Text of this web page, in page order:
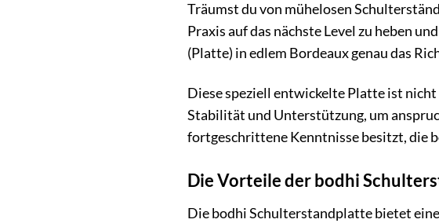
Träumst du von mühelosen
Praxis auf das nächste Level zu heben
(Platte) in edlem Bordeaux genau das
Diese speziell entwickelte Platte ist
Stabilität und Unterstützung, um
fortgeschrittene Kenntnisse besitzt, die
Die Vorteile der bodhi
Die bodhi Schulterstandplatte bietet